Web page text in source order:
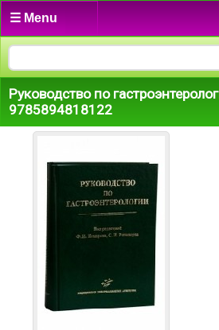
☰ Menu
Руководство по
9785894818122